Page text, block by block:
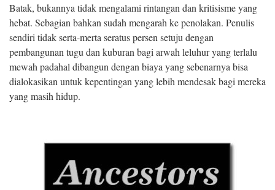
Batak, bukannya tidak mengalami rintangan dan kritisisme yang
hebat. Sebagian bahkan sudah mengarah ke penolakan. Penulis
sendiri tidak serta-merta seratus persen setuju dengan
pembangunan tugu dan kuburan bagi arwah leluhur yang terlalu
mewah padahal dibangun dengan biaya yang sebenarnya bisa
dialokasikan untuk kepentingan yang lebih mendesak bagi mereka
yang masih hidup.